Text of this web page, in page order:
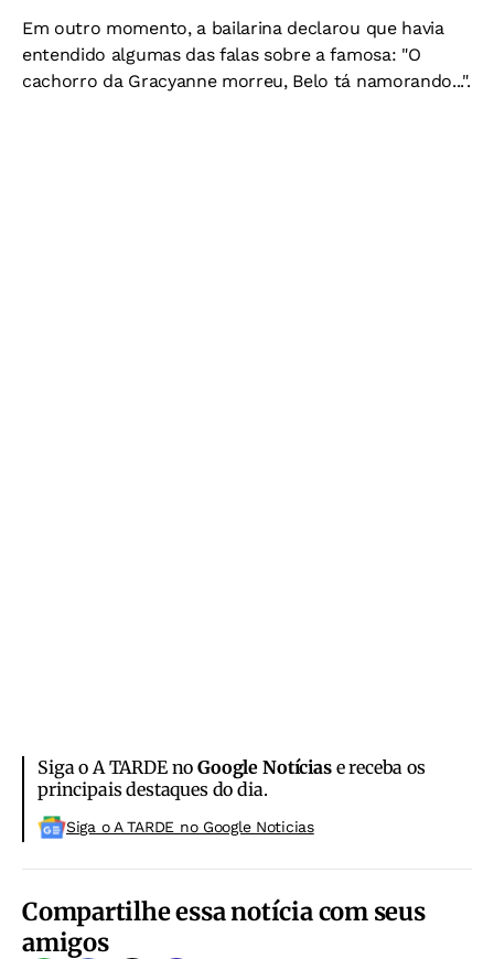
Em outro momento, a bailarina declarou que havia
entendido algumas das falas sobre a famosa: "O
cachorro da Gracyanne morreu, Belo tá namorando...".
Siga o A TARDE noGoogle Notíciase receba os
principais destaques do dia.
Siga o A TARDE no Google Noticias
Compartilhe essa notícia com seus
amigos